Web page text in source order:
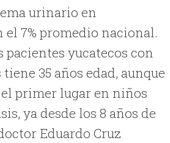
urinario en
7% promedio nacional.
pacientes yucatecos con
35 años edad, aunque
primer lugar en niños
ya desde los 8 años de
Eduardo Cruz